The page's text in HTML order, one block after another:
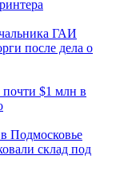
ГАИ
после дела о
$1 млн в
Подмосковье
склад под